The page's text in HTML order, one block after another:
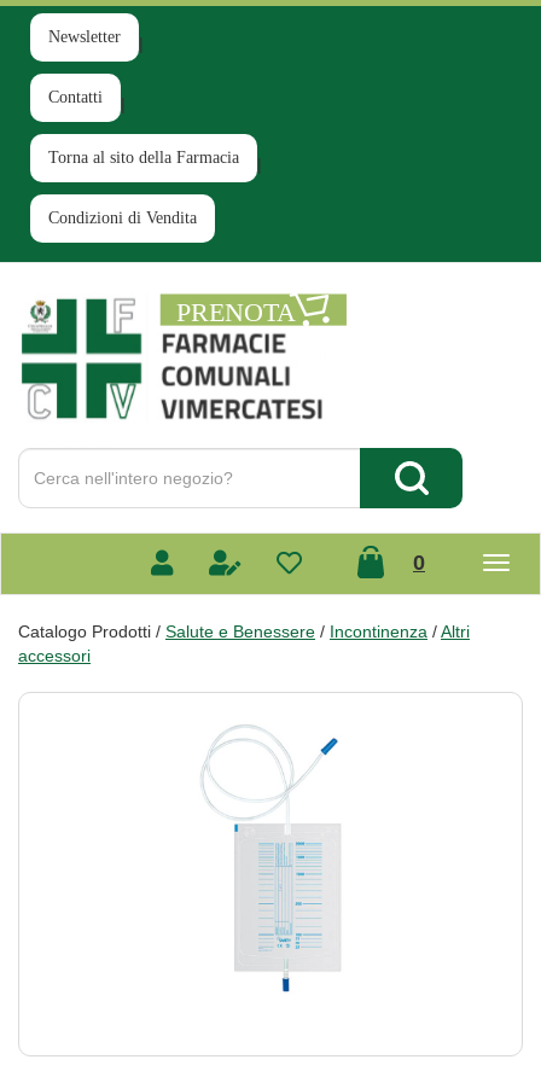
Passa
contenuto
principale
Newsletter
Contatti
Torna al sito della Farmacia
Condizioni di Vendita
Farmacia
Comunale
Cerca
Prodotto
Cerca Prodotto
0prodotti
Catalogo Prodotti / Salute e Benessere / Incontinenza /Altri
accessori